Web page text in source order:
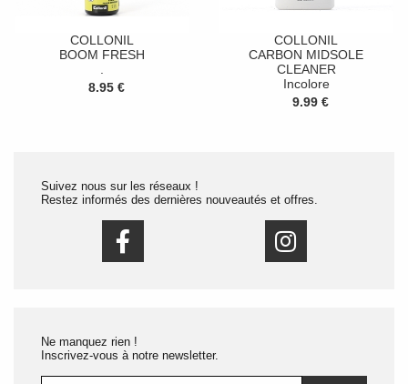
COLLONIL
BOOM FRESH
8.95 €
COLLONIL
CARBON MIDSOLE
CLEANER
Incolore
9.99 €
Suivez nous sur les réseaux !
Restez informés des dernières nouveautés et offres.
Ne manquez rien !
Inscrivez-vous à notre newsletter.